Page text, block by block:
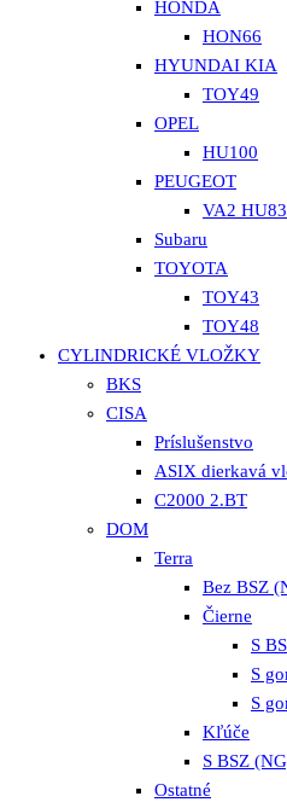
HONDA
HON66
HYUNDAI KIA
TOY49
OPEL
HU100
PEUGEOT
VA2 HU83
Subaru
TOYOTA
TOY43
TOY48
CYLINDRICKÉ VLOŽKY
BKS
CISA
Príslušenstvo
ASIX dierkavá
C2000 2.BT
DOM
Terra
Bez BSZ
Čierne
S
S
S
Kľúče
S BSZ
Ostatné